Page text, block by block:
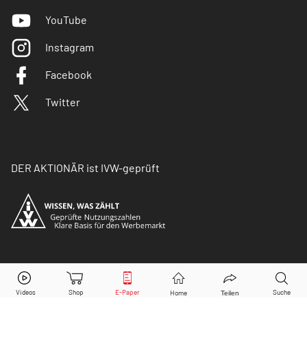
YouTube
Instagram
Facebook
Twitter
DER AKTIONÄR ist IVW-geprüft
© Copyright 2026 Börsenmedien AG. Alle Rechte